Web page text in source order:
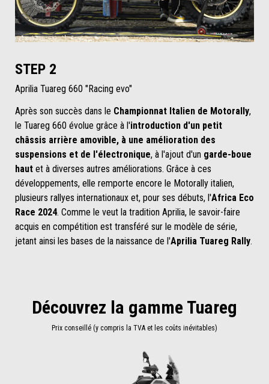
STEP 2
Aprilia Tuareg 660 "Racing evo"
Après son succès dans le Championnat Italien de Motorally,
le Tuareg 660 évolue grâce à l'introduction d'un petit
châssis arrière amovible, à une amélioration des
suspensions et de l'électronique, à l'ajout d'un garde-boue
haut et à diverses autres améliorations. Grâce à ces
développements, elle remporte encore le Motorally italien,
plusieurs rallyes internationaux et, pour ses débuts, l'Africa Eco
Race 2024. Comme le veut la tradition Aprilia, le savoir-faire
acquis en compétition est transféré sur le modèle de série,
jetant ainsi les bases de la naissance de l'Aprilia Tuareg Rally.
Découvrez la gamme Tuareg
Prix conseillé (y compris la TVA et les coûts inévitables)